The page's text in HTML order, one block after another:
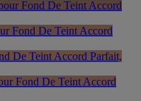
Fond De Teint Accord
Fond De Teint Accord
De Teint Accord Parfait,
Fond De Teint Accord